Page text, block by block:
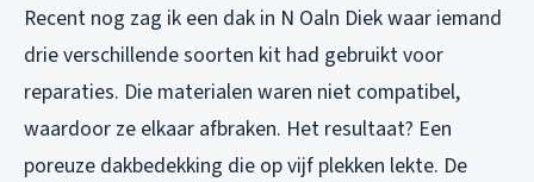
Recent nog zag ik een dak in N Oaln Diek waar iemand
drie verschillende soorten kit had gebruikt voor
reparaties. Die materialen waren niet compatibel,
waardoor ze elkaar afbraken. Het resultaat? Een
poreuze dakbedekking die op vijf plekken lekte. De